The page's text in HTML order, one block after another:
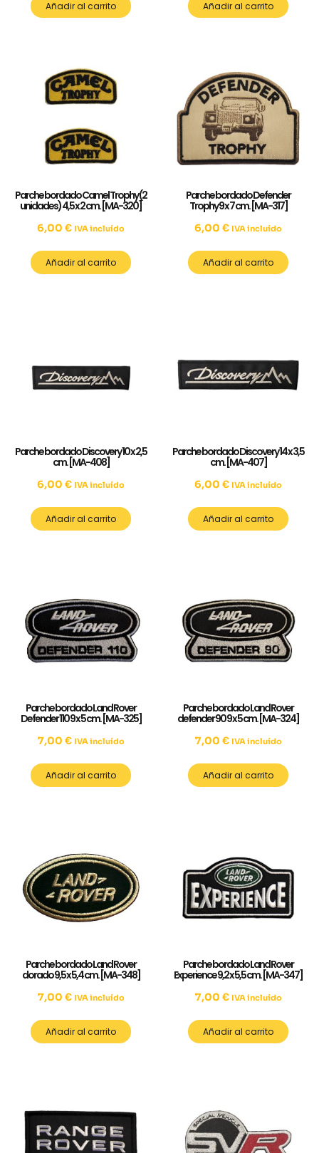
Añadir al carrito Añadir al carrito
Parche bordado Camel Trophy (2
unidades) 4,5 x 2 cm. [MA-320]
6,00 € IVA incluído
Añadir al carrito
Parche bordado Defender
Trophy 9 x 7 cm. [MA-317]
6,00 € IVA incluído
Añadir al carrito
Parche bordado Discovery 10 x 2,5
cm. [MA-408]
6,00 € IVA incluído
Añadir al carrito
Parche bordado Discovery 14 x 3,5
cm. [MA-407]
6,00 € IVA incluído
Añadir al carrito
Parche bordado Land Rover
Defender 110 9 x 5 cm. [MA-325]
7,00 € IVA incluído
Añadir al carrito
Parche bordado Land Rover
defender 90 9 x 5 cm. [MA-324]
7,00 € IVA incluído
Añadir al carrito
Parche bordado Land Rover
dorado 9,5 x 5,4 cm. [MA-348]
7,00 € IVA incluído
Añadir al carrito
Parche bordado Land Rover
Experience 9,2 x 5,5 cm. [MA-347]
7,00 € IVA incluído
Añadir al carrito